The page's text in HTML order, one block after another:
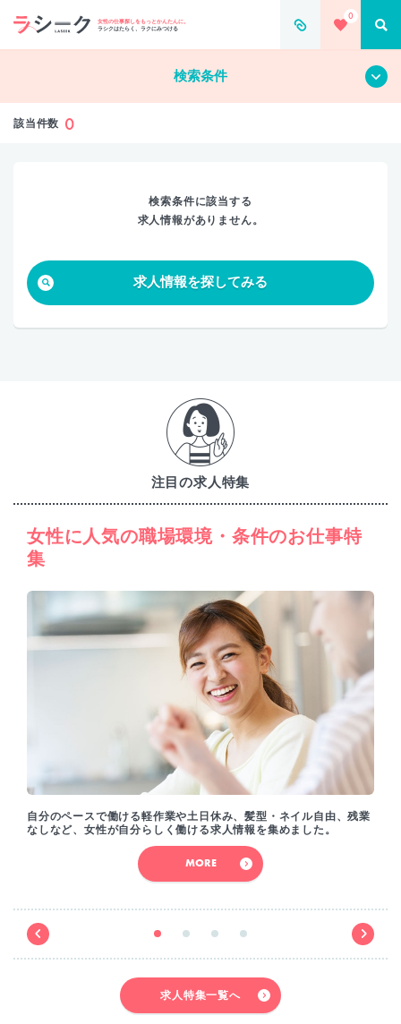
女性の仕事探しをもっとかんたんに。
ラシクはたらく、ラクにみつける
0
すべて
検索条件
該当件数 0
検索条件に該当する
求人情報がありません。
求人情報を探してみる
注目の求人特集
女性に人気の職場環境・条件のお仕事特
集
自分のペースで働ける軽作業や土日休み、髪型・ネイル自由、残業
なしなど、女性が自分らしく働ける求人情報を集めました。
MORE
求人特集一覧へ